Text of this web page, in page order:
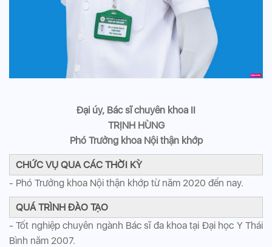
Đại úy, Bác sĩ chuyên khoa II
TRỊNH HÙNG
Phó Trưởng khoa Nội thận khớp
CHỨC VỤ QUA CÁC THỜI KỲ
- Phó Trưởng khoa Nội thận khớp từ năm 2020 đến nay.
QUÁ TRÌNH ĐÀO TẠO
- Tốt nghiệp chuyên ngành Bác sĩ đa khoa tại Đại học Y Thái
Bình năm 2007.